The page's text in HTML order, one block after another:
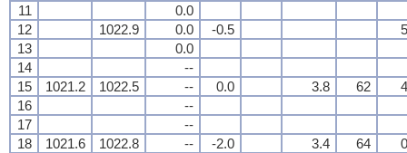
11
0.0
12
1022.9 0.0 -0.5
13
0.0
14
--
15
1021.2 1022.5 -- 0.0 3.8 62
16
--
17
--
18
1021.6 1022.8 -- -2.0 3.4 64